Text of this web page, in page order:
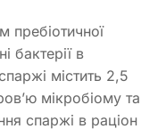
бактерії в
містить 2,5
мікробіому та
спаржі в раціон